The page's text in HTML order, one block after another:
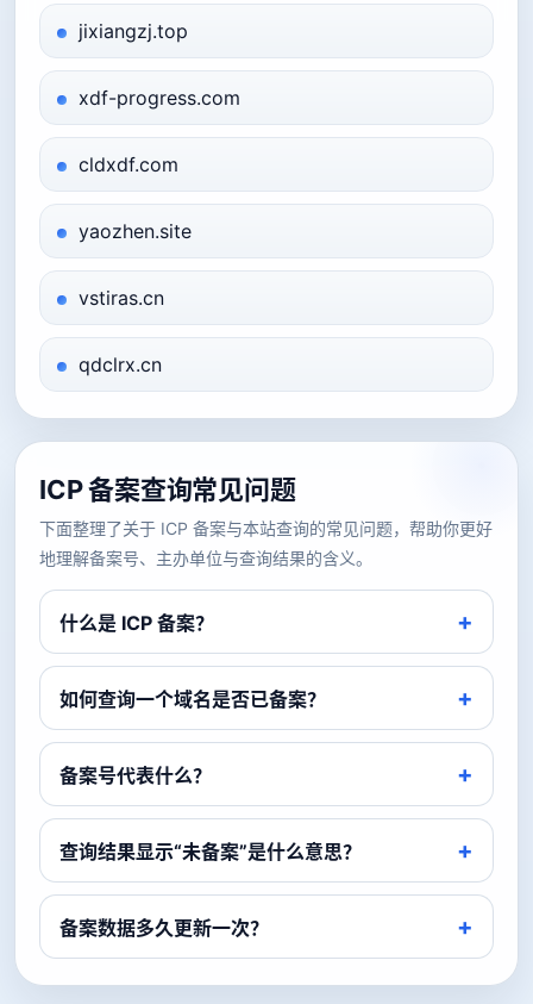
jixiangzj.top
xdf-progress.com
cldxdf.com
yaozhen.site
vstiras.cn
qdclrx.cn
ICP 备案查询常见问题
下面整理了关于 ICP 备案与本站查询的常见问题，帮助你更好
地理解备案号、主办单位与查询结果的含义。
什么是 ICP 备案？
如何查询一个域名是否已备案？
备案号代表什么？
查询结果显示“未备案”是什么意思？
备案数据多久更新一次？